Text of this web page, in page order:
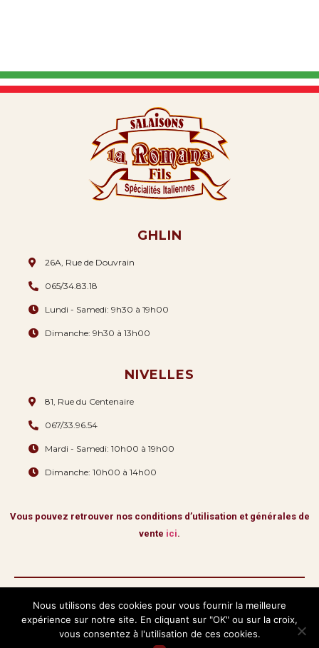
GHLIN
26A, Rue de Douvrain
065/34.83.18
Lundi - Samedi: 9h30 à 19h00
Dimanche: 9h30 à 13h00
NIVELLES
81, Rue du Centenaire
067/33.96.54
Mardi - Samedi: 10h00 à 19h00
Dimanche: 10h00 à 14h00
Vous pouvez retrouver nos conditions d’utilisation et générales de
vente ici.
Copyright © 2026 La Romana & Fils.
Tous droits réservés
Nous utilisons des cookies pour vous fournir la meilleure
expérience sur notre site. En cliquant sur "OK" ou sur la croix,
vous consentez à l'utilisation de ces cookies.